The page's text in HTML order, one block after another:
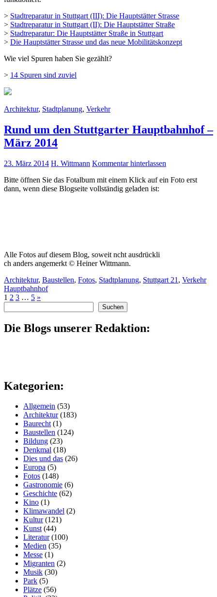
> Stadtreparatur in Stuttgart (III): Die Hauptstätter Strasse
> Stadtreparatur in Stuttgart (II): Die Hauptstätter Straße
> Stadtreparatur: Die Hauptstätter Straße in Stuttgart
> Die Hauptstätter Strasse und das neue Mobilitätskonzept
Wie viel Spuren haben Sie gezählt?
> 14 Spuren sind zuviel
Architektur, Stadtplanung, Verkehr
Rund um den Stuttgarter Hauptbahnhof –
März 2014
23. März 2014 H. Wittmann Kommentar hinterlassen
Bitte öffnen Sie das Fotalbum mit einem Klick auf ein Foto erst
dann, wenn diese Blogseite vollständig geladen ist:
Alle Fotos auf diesem Blog, soweit ncht ausdrückli
ch anders angemerkt © Heiner Wittmann.
Architektur, Baustellen, Fotos, Stadtplanung, Stuttgart 21 , Verkehr
Hauptbahnhof
1 2 3 … 5 »
Suchen
Die Blogs unserer Redaktion:
Kategorien:
Allgemein (53)
Architektur(183)
Baurecht(1)
Baustellen (124)
Bildung (23)
Denkmal (18)
Dies und das (26)
Europa (5)
Fotos (148)
Gastronomie (6)
Geschichte (62)
Kino (1)
Klimawandel (2)
Kultur(121)
Kunst(44)
Literatur(100)
Medien (35)
Messe (1)
Migranten (2)
Musik (30)
Park (5)
Plätze (56)